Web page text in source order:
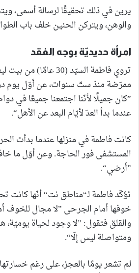
يرين في ذلك تحقيقًا لرسالة أسمى،
والوهن، ويتركن الحنين خلف باب
امرأة حديديّة بوجه الفقد
تروي فاطمة السيّد (30
ممرّضة منذ ستّ سنوات، عن أوّل يوم
”كان جميلًا لأنّنا اجتمعنا جميعًا في
عندما بدأ العدّ لأيّام البعد عن الأهل“.
كانت فاطمة في منزلها عندما بدأت
المستشفى فور الحاجة. وعن أوّل ما
”أرضي“.
تؤكّد فاطمة لـ“مناطق نت“ أنّها كانت
خوفها أمام الجرحى ”لا مجال للخوف
والقلق فتقول: ”لا وجود لحياة يوميّة،
ومتواصلة ليس إلّا“.
لم تشعر يومًا بالعجز، على رغم